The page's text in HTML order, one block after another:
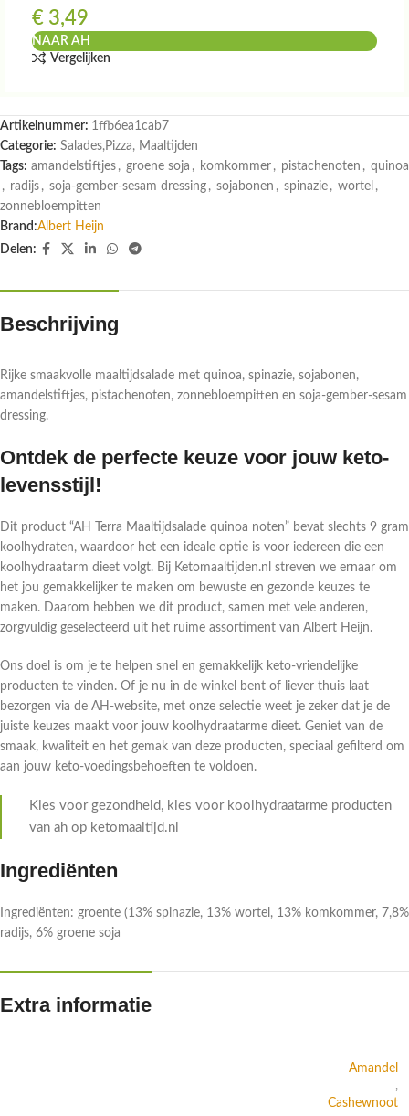
€ 3,49
NAAR AH
Vergelijken
Artikelnummer: 1ffb6ea1cab7
Categorie: Salades,Pizza, Maaltijden
Tags: amandelstiftjes , groene soja , komkommer , pistachenoten , quinoa
, radijs , soja-gember-sesam dressing , sojabonen , spinazie , wortel ,
zonnebloempitten
Brand:Albert Heijn
Delen:
Beschrijving
Rijke smaakvolle maaltijdsalade met quinoa, spinazie, sojabonen,
amandelstiftjes, pistachenoten, zonnebloempitten en soja-gember-sesam
dressing.
Ontdek de perfecte keuze voor jouw keto-
levensstijl!
Dit product “AH Terra Maaltijdsalade quinoa noten” bevat slechts 9 gram
koolhydraten, waardoor het een ideale optie is voor iedereen die een
koolhydraatarm dieet volgt. Bij Ketomaaltijden.nl streven we ernaar om
het jou gemakkelijker te maken om bewuste en gezonde keuzes te
maken. Daarom hebben we dit product, samen met vele anderen,
zorgvuldig geselecteerd uit het ruime assortiment van Albert Heijn.
Ons doel is om je te helpen snel en gemakkelijk keto-vriendelijke
producten te vinden. Of je nu in de winkel bent of liever thuis laat
bezorgen via de AH-website, met onze selectie weet je zeker dat je de
juiste keuzes maakt voor jouw koolhydraatarme dieet. Geniet van de
smaak, kwaliteit en het gemak van deze producten, speciaal gefilterd om
aan jouw keto-voedingsbehoeften te voldoen.
Kies voor gezondheid, kies voor koolhydraatarme producten
van ah op ketomaaltijd.nl
Ingrediënten
Ingrediënten: groente (13% spinazie, 13% wortel, 13% komkommer, 7,8%
radijs, 6% groene soja
Extra informatie
Amandel
,
Cashewnoot